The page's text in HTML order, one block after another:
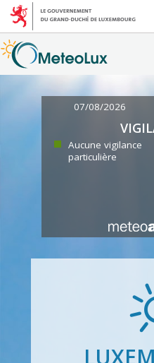
07/08/2026
Aucune vigilance
particulière